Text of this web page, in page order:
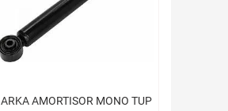
ARKA AMORTISOR MONO TUP